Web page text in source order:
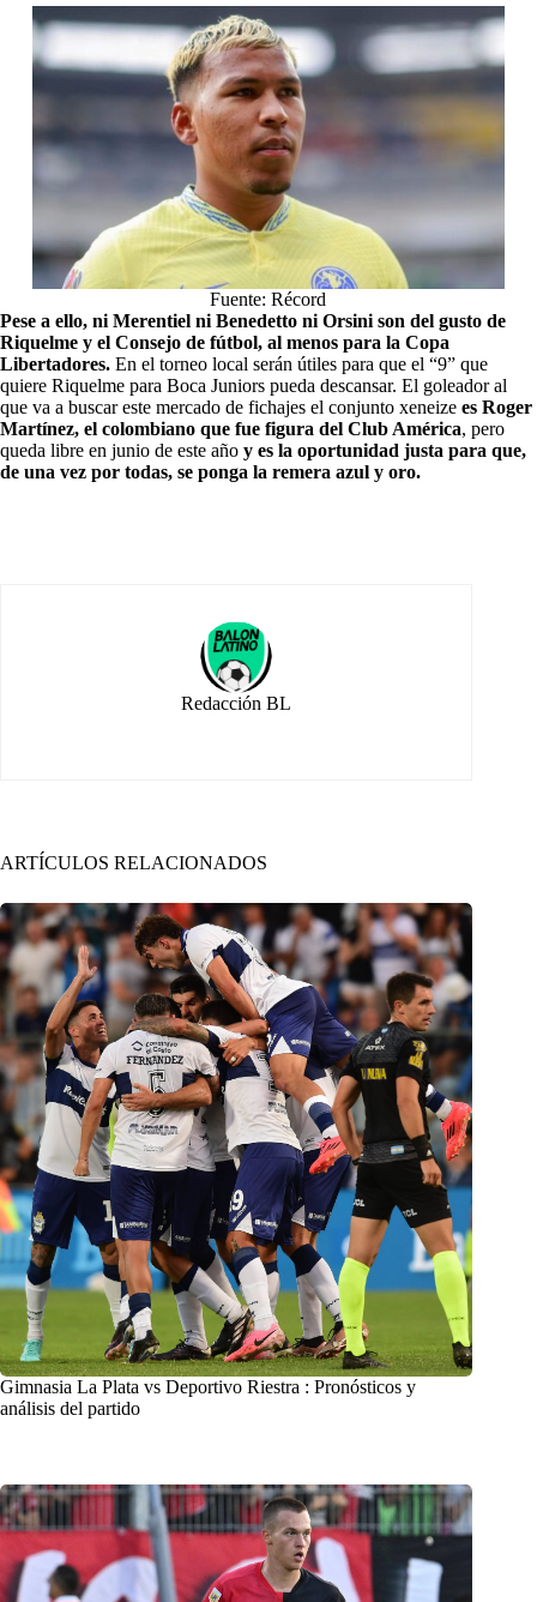
Fuente: Récord
Pese a ello, ni Merentiel ni Benedetto ni Orsini son del gusto de
Riquelme y el Consejo de fútbol, al menos para la Copa
Libertadores. En el torneo local serán útiles para que el “9” que
quiere Riquelme para Boca Juniors pueda descansar. El goleador al
que va a buscar este mercado de fichajes el conjunto xeneize es Roger
Martínez, el colombiano que fue figura del Club América, pero
queda libre en junio de este año y es la oportunidad justa para que,
de una vez por todas, se ponga la remera azul y oro.
Redacción BL
ARTÍCULOS RELACIONADOS
Gimnasia La Plata vs Deportivo Riestra : Pronósticos y
análisis del partido